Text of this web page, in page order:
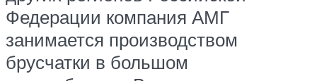
Федерации компания АМГ
занимается производством
брусчатки в большом